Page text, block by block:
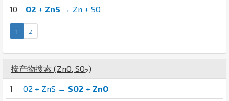
10 O2 + ZnS → Zn + SO
1 2
按产物搜索 (ZnO, SO2)
1 O2 + ZnS → SO2 + ZnO